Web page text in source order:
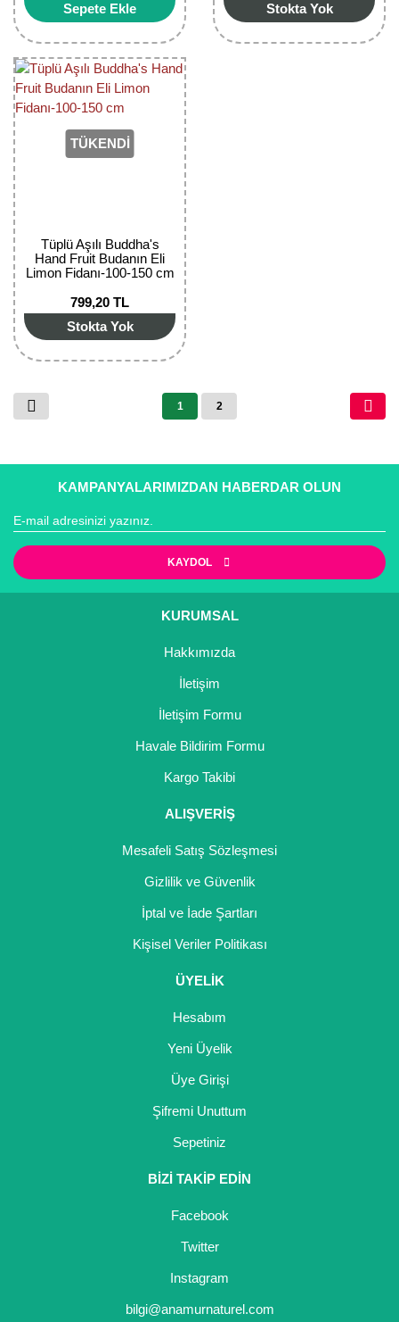
Sepete Ekle
Stokta Yok
TÜKENDİ
Tüplü Aşılı Buddha's
Hand Fruit Budanın Eli
Limon Fidanı-100-150 cm
799,20 TL
Stokta Yok
1 2
KAMPANYALARIMIZDAN HABERDAR OLUN
KAYDOL
KURUMSAL
Hakkımızda
İletişim
İletişim Formu
Havale Bildirim Formu
Kargo Takibi
ALIŞVERİŞ
Mesafeli Satış Sözleşmesi
Gizlilik ve Güvenlik
İptal ve İade Şartları
Kişisel Veriler Politikası
ÜYELİK
Hesabım
Yeni Üyelik
Üye Girişi
Şifremi Unuttum
Sepetiniz
BİZİ TAKİP EDİN
Facebook
Twitter
Instagram
bilgi@anamurnaturel.com